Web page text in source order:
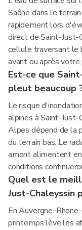
Saône dans le
rapidement lors
direct de Saint-Just-
cellule traversant le
avant ou après votre
Est-ce que
pleut beaucoup
Le risque
alpines à Saint-
Alpes dépend de la
du terrain bas. Le
amont alimentent
conditions
Quel est le
Just-Chaleyssin
En Auvergne-
printemps lève les